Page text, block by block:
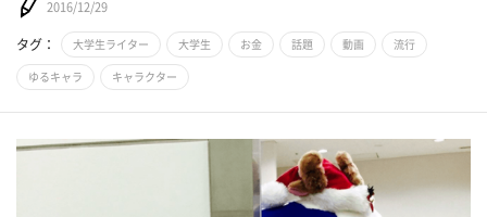
2016/12/29
タグ： 大学生ライター 大学生 お金 話題 動画 流行
ゆるキャラ キャラクター